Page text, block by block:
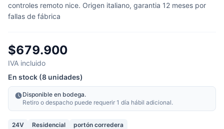
controles remoto nice. Origen italiano, garantia 12 meses por
fallas de fábrica
$679.900
IVA incluido
En stock (8 unidades)
Disponible en bodega.
Retiro o despacho puede requerir 1 día hábil adicional.
24V Residencial portón corredera